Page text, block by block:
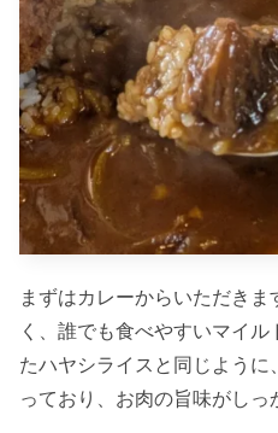
まずはカレーからいただき
く、誰でも食べやすいマイ
たハヤシライスと同じように
っており、お肉の旨味がしっ